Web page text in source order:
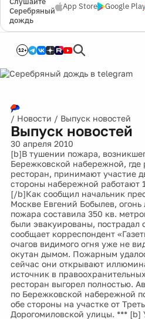
Серебряный
дождь
App Store Google Play
12+
/ Новости / Выпуск новостей
Выпуск новостей
30 апреля 2010
[b]В тушении пожара,
Бережковской набережной, где
ресторан, принимают участие
стороны набережной работают
[/b]Как сообщил начальник
Москве Евгений Бобылев,
пожара составила 350 кв.
были эвакуированы, пострадал
сообщает корреспондент
очагов видимого огня уже не
окутан дымом. Пожарным
сейчас они открывают
источник в
ресторан выгорел полностью.
по Бережковской набережной
обе стороны на участке от
Дорогомиловской улицы. *** [b]